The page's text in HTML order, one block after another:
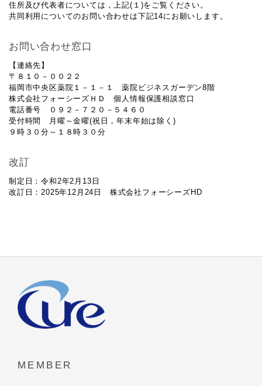
住所及び代表者については，上記(１)をご覧ください。
共同利用についてのお問い合わせは下記14にお願いします。
お問い合わせ窓口
【連絡先】
〒８１０－００２２
福岡市中央区薬院１－１－１ 薬院ビジネスガーデン8階
株式会社フォーシーズＨＤ 個人情報保護相談窓口
電話番号 ０９２－７２０－５４６０
受付時間 月曜～金曜(祝日，年末年始は除く)
９時３０分～１８時３０分
改訂
制定日：令和2年2月13日
改訂日：2025年12月24日 株式会社フォーシーズHD
MEMBER